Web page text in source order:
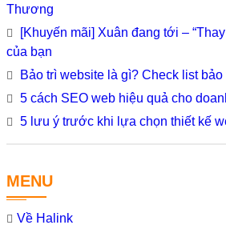
Thương
[Khuyến mãi] Xuân đang tới –
của bạn
Bảo trì website là gì? Check list
5 cách SEO web hiệu quả cho
5 lưu ý trước khi lựa chọn thiết kế
MENU
Về Halink